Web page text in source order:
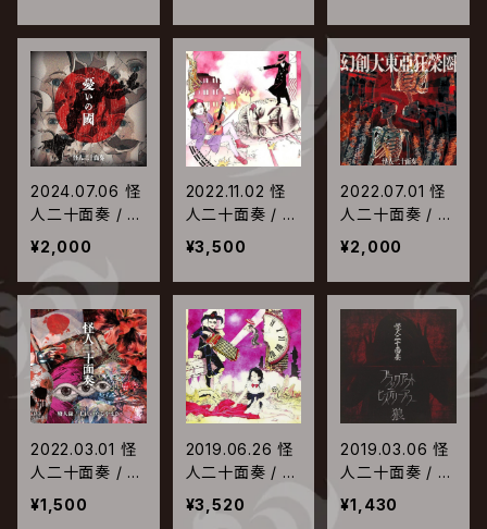
2024.07.06 怪
人二十面奏 / 憂
いの國
¥2,000
2022.11.02 怪
人二十面奏 / 人
生
¥3,500
2022.07.01 怪
人二十面奏 / 幻
創大東亞狂榮圏
¥2,000
2022.03.01 怪
人二十面奏 / 癈
人録 | しにいた
るやまひ
¥1,500
2019.06.26 怪
人二十面奏 / 聲
命力
¥3,520
2019.03.06 怪
人二十面奏 / ブ
ラックアウト ヒ
ステリーアワー |
¥1,430